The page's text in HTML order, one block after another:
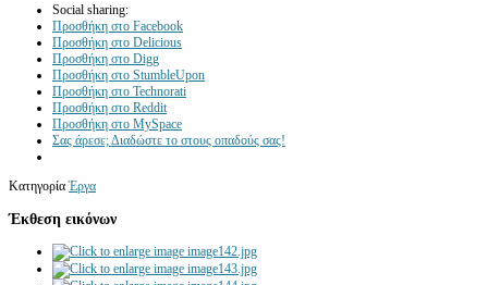
Social sharing:
Προσθήκη στο Facebook
Προσθήκη στο Delicious
Προσθήκη στο Digg
Προσθήκη στο StumbleUpon
Προσθήκη στο Technorati
Προσθήκη στο Reddit
Προσθήκη στο MySpace
Σας άρεσε; Διαδώστε το στους οπαδούς σας!
Κατηγορία Έργα
Έκθεση εικόνων